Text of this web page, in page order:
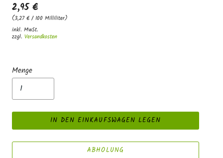
2,95 €
(3,27 € / 100 Milliliter)
inkl. MwSt.
zzgl. Versandkosten
Menge
IN DEN EINKAUFSWAGEN LEGEN
ABHOLUNG